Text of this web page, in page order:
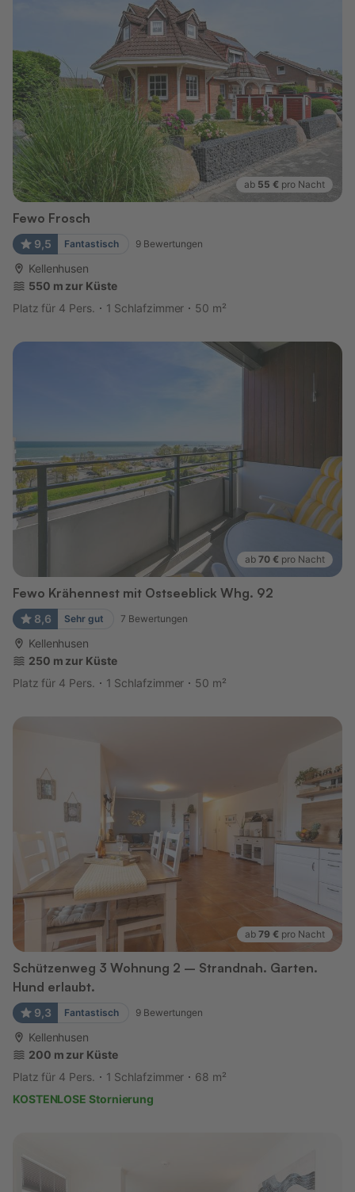
ab 55 € pro Nacht
Fewo Frosch
9,5 Fantastisch 9 Bewertungen
Kellenhusen
550 m zur Küste
Platz für 4 Pers.
1 Schlafzimmer 50 m²
ab 70 € pro Nacht
Fewo Krähennest mit Ostseeblick Whg. 92
8,6 Sehr gut 7 Bewertungen
Kellenhusen
250 m zur Küste
Platz für 4 Pers.
1 Schlafzimmer 50 m²
ab 79 € pro Nacht
Schützenweg 3 Wohnung 2 – Strandnah. Garten.
Hund erlaubt.
9,3 Fantastisch 9 Bewertungen
Kellenhusen
200 m zur Küste
Platz für 4 Pers.
1 Schlafzimmer
68 m²
KOSTENLOSE Stornierung